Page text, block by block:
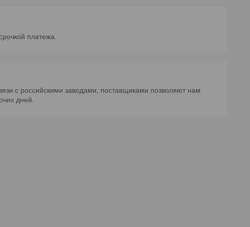
платежа.
с российскими заводами, поставщиками позволяют нам
дней.